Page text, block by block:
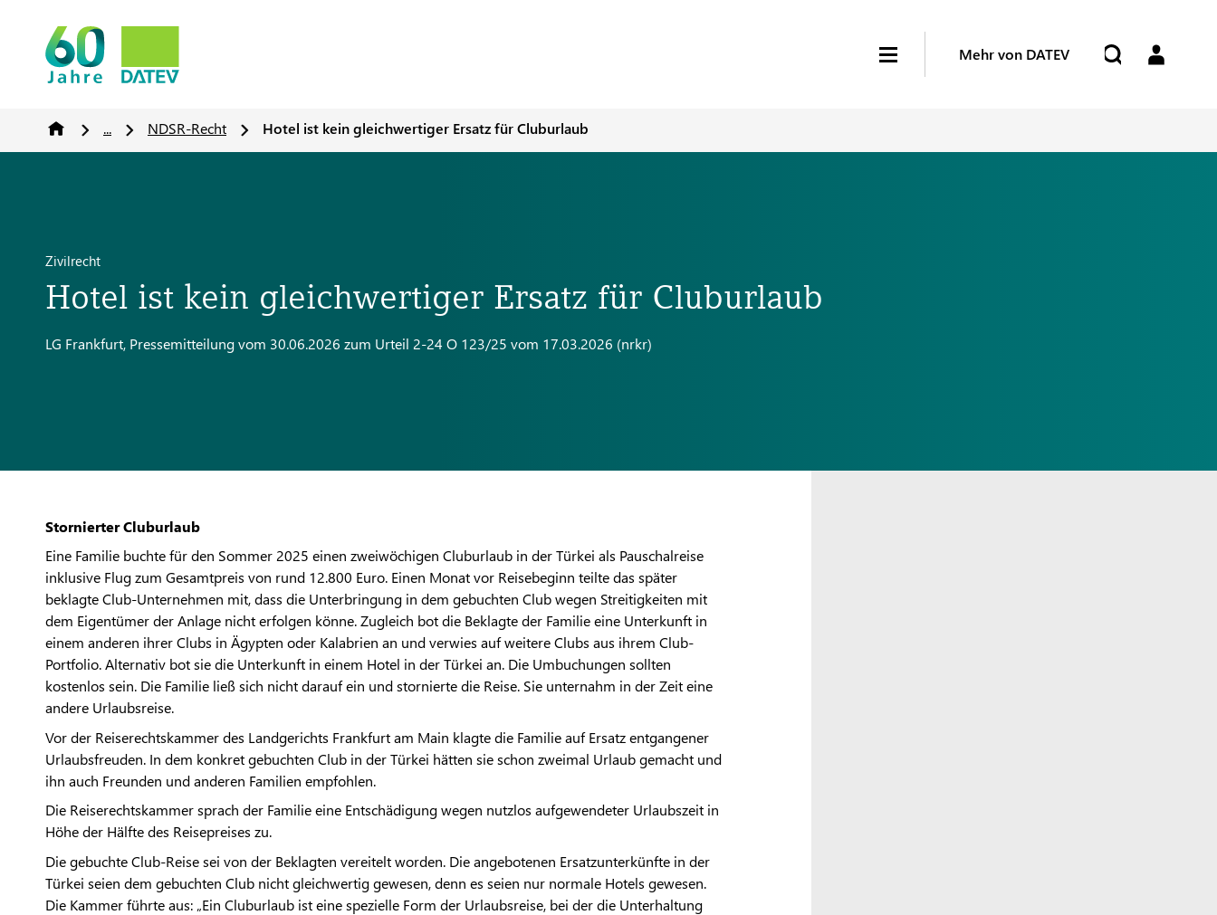
Mehr von DATEV
... NDSR-Recht Hotel ist kein gleichwertiger Ersatz für Cluburlaub
Zivilrecht
Hotel ist kein gleichwertiger Ersatz für Cluburlaub
LG Frankfurt, Pressemitteilung vom 30.06.2026 zum Urteil 2-24 O 123/25 vom 17.03.2026 (nrkr)
Stornierter Cluburlaub
Eine Familie buchte für den Sommer 2025 einen zweiwöchigen Cluburlaub in der Türkei als Pauschalreise
inklusive Flug zum Gesamtpreis von rund 12.800 Euro. Einen Monat vor Reisebeginn teilte das später
beklagte Club-Unternehmen mit, dass die Unterbringung in dem gebuchten Club wegen Streitigkeiten mit
dem Eigentümer der Anlage nicht erfolgen könne. Zugleich bot die Beklagte der Familie eine Unterkunft in
einem anderen ihrer Clubs in Ägypten oder Kalabrien an und verwies auf weitere Clubs aus ihrem Club-
Portfolio. Alternativ bot sie die Unterkunft in einem Hotel in der Türkei an. Die Umbuchungen sollten
kostenlos sein. Die Familie ließ sich nicht darauf ein und stornierte die Reise. Sie unternahm in der Zeit eine
andere Urlaubsreise.
Vor der Reiserechtskammer des Landgerichts Frankfurt am Main klagte die Familie auf Ersatz entgangener
Urlaubsfreuden. In dem konkret gebuchten Club in der Türkei hätten sie schon zweimal Urlaub gemacht und
ihn auch Freunden und anderen Familien empfohlen.
Die Reiserechtskammer sprach der Familie eine Entschädigung wegen nutzlos aufgewendeter Urlaubszeit in
Höhe der Hälfte des Reisepreises zu.
Die gebuchte Club-Reise sei von der Beklagten vereitelt worden. Die angebotenen Ersatzunterkünfte in der
Türkei seien dem gebuchten Club nicht gleichwertig gewesen, denn es seien nur normale Hotels gewesen.
Die Kammer führte aus: „Ein Cluburlaub ist eine spezielle Form der Urlaubsreise, bei der die Unterhaltung